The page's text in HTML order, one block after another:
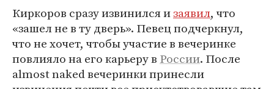
Киркоров сразу извинился изаявил, что
«зашел не в ту дверь». Певец подчеркнул,
что не хочет, чтобы участие в вечеринке
повлияло на его карьеру в России. После
almost naked вечеринки принесли